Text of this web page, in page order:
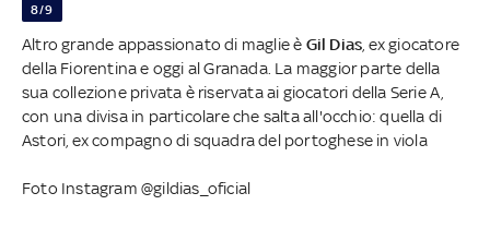
8/9
Altro grande appassionato di maglie è Gil Dias , ex giocatore
della Fiorentina e oggi al Granada. La maggior parte della
sua collezione privata è riservata ai giocatori della Serie A,
con una divisa in particolare che salta all'occhio: quella di
Astori, ex compagno di squadra del portoghese in viola
Foto Instagram @gildias_oficial